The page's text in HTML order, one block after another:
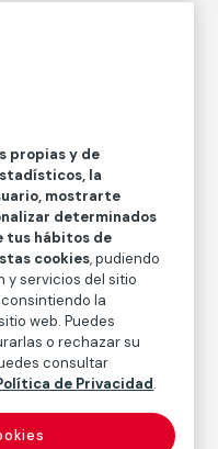
propias y de
la
mostrarte
determinados
tus hábitos de
cookies, pudiendo
y servicios del sitio
la
web. Puedes
o rechazar su
consultar
de Privacidad.